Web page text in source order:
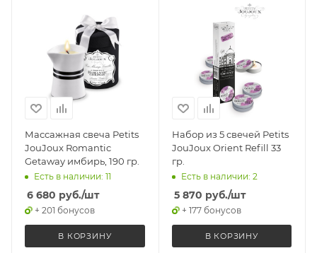
Массажная свеча Petits
JouJoux Romantic
Getaway имбирь, 190 гр.
Есть в наличии: 11
6 680 руб./шт
+ 201 бонусов
В КОРЗИНУ
Набор из 5 свечей Petits
JouJoux Orient Refill 33
гр.
Есть в наличии: 2
5 870 руб./шт
+ 177 бонусов
В КОРЗИНУ